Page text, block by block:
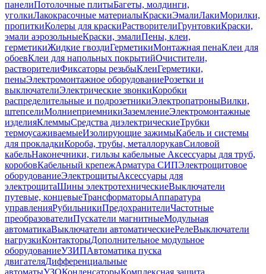
панелиПотолочные плитыБагеты, молдинги,
уголкиЛакокрасочные материалыКраскиЭмалиЛакиМорилки,
пропиткиКолеры для краскиРастворителиГрунтовкиКраски,
эмали аэрозольныеКраски, эмалиПены, клеи,
герметикиЖидкие гвоздиГерметикиМонтажная пенаКлеи для
обоевКлеи для напольных покрытийОчистители,
растворителиФиксаторы резьбыКлеиГерметики,
пеныЭлектромонтажное оборудованиеРозетки и
выключателиЭлектрические звонкиКоробки
распределительные и подрозетникиЭлектропатроныВилки,
штепселиМолниеприемникиЗаземлениеЭлектромонтажные
изделияКлеммыСредства диэлектрическиеТрубки
термоусаживаемыеИзолирующие зажимыКабель и системы
для прокладкиКороба, трубы, металлорукавСиловой
кабельНаконечники, гильзы кабельные Аксессуары для труб,
коробовКабельный крепежАрматура СИПЭлектрощитовое
оборудованиеЭлектрощитыАксессуары для
электрощитаШины электротехническиеВыключатели
путевые, концевыеТрансформаторыАппаратура
управленияРубильникиПредохранителиЧастотные
преобразователиПускатели магнитныеМодульная
автоматикаВыключатели автоматическиеРелеВыключатели
нагрузкиКонтакторыДополнительное модульное
оборудованиеУЗИПАвтоматика пуска
двигателяДифференциальные
автоматыУЗОКонденсаторыКомплексная защита